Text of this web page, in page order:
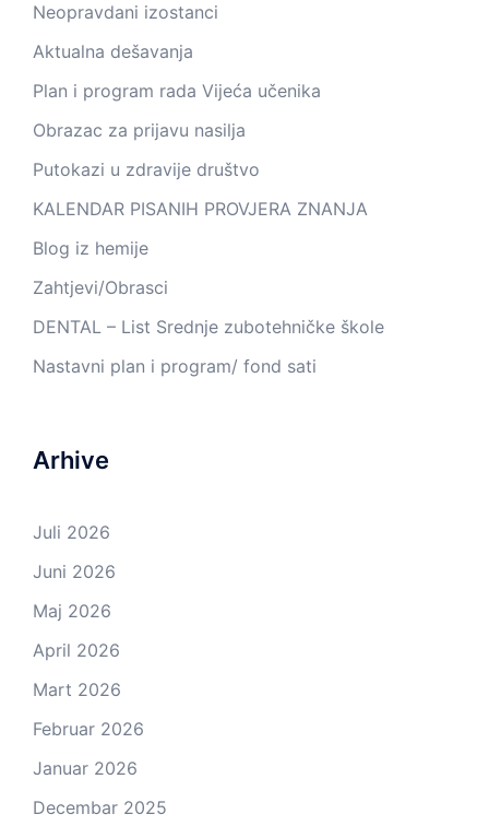
Neopravdani izostanci
Aktualna dešavanja
Plan i program rada Vijeća učenika
Obrazac za prijavu nasilja
Putokazi u zdravije društvo
KALENDAR PISANIH PROVJERA ZNANJA
Blog iz hemije
Zahtjevi/Obrasci
DENTAL – List Srednje zubotehničke škole
Nastavni plan i program/ fond sati
Arhive
Juli 2026
Juni 2026
Maj 2026
April 2026
Mart 2026
Februar 2026
Januar 2026
Decembar 2025